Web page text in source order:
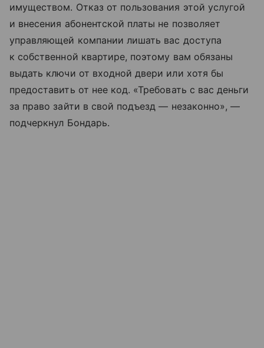
имуществом. Отказ от пользования этой услугой
и внесения абонентской платы не позволяет
управляющей компании лишать вас доступа
к собственной квартире, поэтому вам обязаны
выдать ключи от входной двери или хотя бы
предоставить от нее код. «Требовать с вас деньги
за право зайти в свой подъезд — незаконно», —
подчеркнул Бондарь.